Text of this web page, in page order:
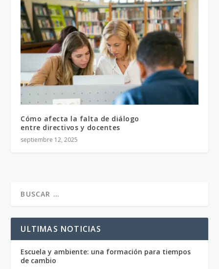
Cómo afecta la falta de diálogo
entre directivos y docentes
septiembre 12, 2025
ULTIMAS NOTICIAS
Escuela y ambiente: una formación para tiempos
de cambio